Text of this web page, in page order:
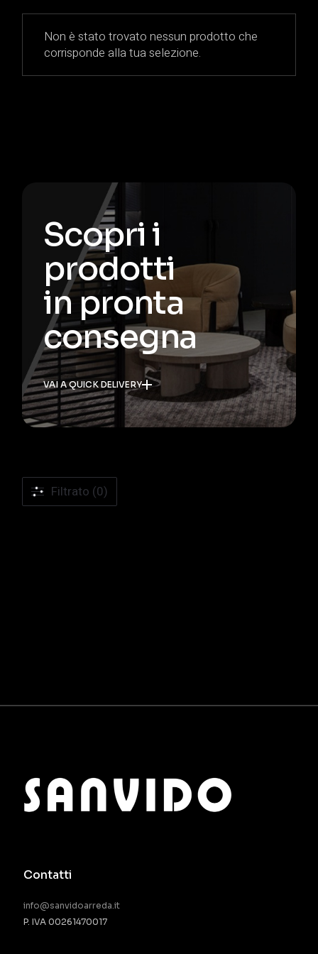
Non è stato trovato nessun prodotto che
corrisponde alla tua selezione.
Scopri i
prodotti
in pronta
consegna
VAI A QUICK DELIVERY
Filtrato (0)
Contatti
info@sanvidoarreda.it
P. IVA 00261470017